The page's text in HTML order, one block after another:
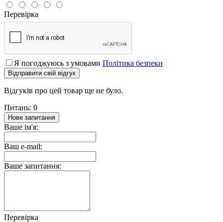
Перевірка
Я погоджуюсь з умовами Політика безпеки
Відправити свій відгук
Відгуків про цей товар ще не було.
Питань: 0
Нове запитання
Ваше ім'я:
Ваш e-mail:
Ваше запитання:
Перевірка